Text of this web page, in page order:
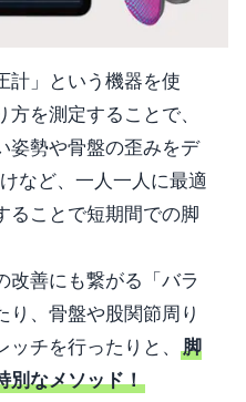
計」という機器を使
を測定することで、
姿勢や骨盤の歪みをデ
など、一人一人に最適
ることで短期間での脚
改善にも繋がる「バラ
り、骨盤や股関節周り
ッチを行ったりと、脚
別なメソッド！